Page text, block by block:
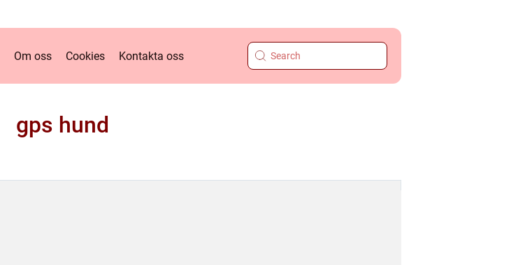
Om oss Cookies Kontakta oss
gps hund